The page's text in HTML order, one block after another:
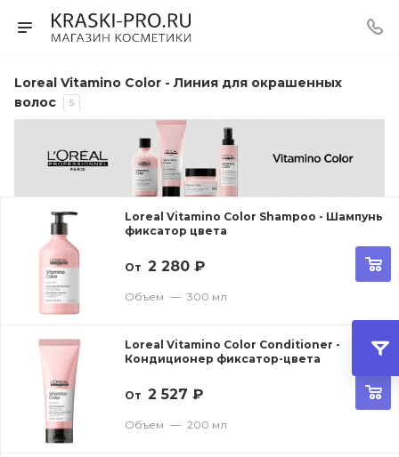
Loreal Vitamino Color - Линия для окрашенных
волос
5
Loreal Vitamino Color Shampoo - Шампунь
фиксатор цвета
От 2 280 ₽
Объем — 300 мл
Loreal Vitamino Color Conditioner -
Кондиционер фиксатор-цвета
От 2 527 ₽
Объем — 200 мл